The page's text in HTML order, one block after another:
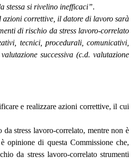
stessa si rivelino inefficaci”.
correttive, il datore di lavoro sarà
di rischio da stress lavoro-correlato
tecnici, procedurali, comunicativi,
successiva (c.d. valutazione
e realizzare azioni correttive, il cui
stress lavoro-correlato, mentre non è
di questa Commissione che,
da stress lavoro-correlato strumenti